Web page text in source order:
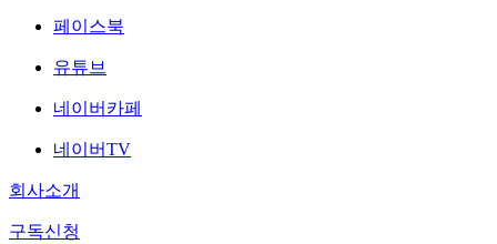
페이스북
유튜브
네이버카페
네이버TV
회사소개
구독신청